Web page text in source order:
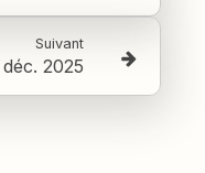
Suivant
2025